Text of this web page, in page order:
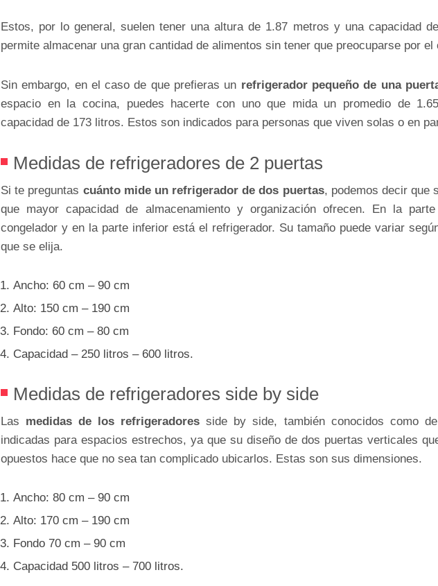
Estos, por lo general, suelen tener una altura de 1.87 metros y una capacidad
permite almacenar una gran cantidad de alimentos sin tener que preocuparse por el
Sin embargo, en el caso de que prefieras un refrigerador pequeño de una
espacio en la cocina, puedes hacerte con uno que mida un promedio de
capacidad de 173 litros. Estos son indicados para personas que viven solas o en
Medidas de refrigeradores de 2 puertas
Si te preguntas cuánto mide un refrigerador de dos puertas, podemos decir que
que mayor capacidad de almacenamiento y organización ofrecen. En la
congelador y en la parte inferior está el refrigerador. Su tamaño puede variar
que se elija.
Ancho: 60 cm – 90 cm
Alto: 150 cm – 190 cm
Fondo: 60 cm – 80 cm
Capacidad – 250 litros – 600 litros.
Medidas de refrigeradores side by side
Las medidas de los refrigeradores side by side, también conocidos como
indicadas para espacios estrechos, ya que su diseño de dos puertas verticales
opuestos hace que no sea tan complicado ubicarlos. Estas son sus dimensiones.
Ancho: 80 cm – 90 cm
Alto: 170 cm – 190 cm
Fondo 70 cm – 90 cm
Capacidad 500 litros – 700 litros.